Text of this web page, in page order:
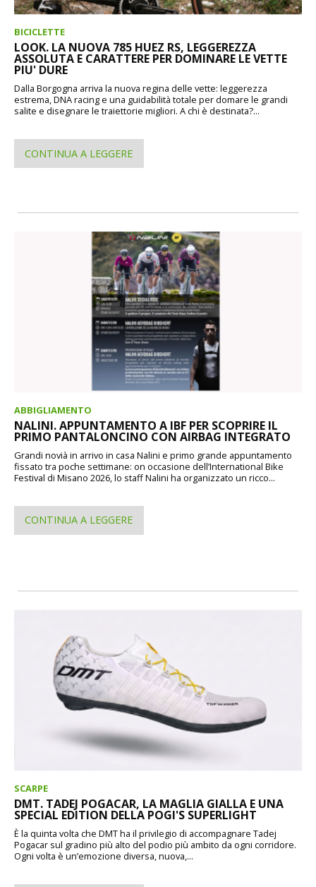
BICICLETTE
LOOK. LA NUOVA 785 HUEZ RS, LEGGEREZZA
ASSOLUTA E CARATTERE PER DOMINARE LE VETTE
PIU' DURE
Dalla Borgogna arriva la nuova regina delle vette: leggerezza
estrema, DNA racing e una guidabilità totale per domare le grandi
salite e disegnare le traiettorie migliori. A chi è destinata?...
CONTINUA A LEGGERE
ABBIGLIAMENTO
NALINI. APPUNTAMENTO A IBF PER SCOPRIRE IL
PRIMO PANTALONCINO CON AIRBAG INTEGRATO
Grandi novià in arrivo in casa Nalini e primo grande appuntamento
fissato tra poche settimane: on occasione dell’International Bike
Festival di Misano 2026, lo staff Nalini ha organizzato un ricco...
CONTINUA A LEGGERE
SCARPE
DMT. TADEJ POGACAR, LA MAGLIA GIALLA E UNA
SPECIAL EDITION DELLA POGI'S SUPERLIGHT
È la quinta volta che DMT ha il privilegio di accompagnare Tadej
Pogacar sul gradino più alto del podio più ambito da ogni corridore.
Ogni volta è un’emozione diversa, nuova,...